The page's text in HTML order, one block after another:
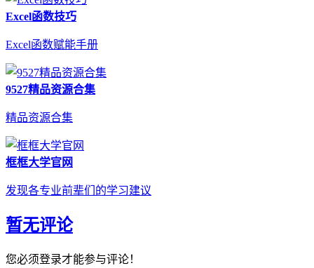
Excel函数技巧
Excel函数赋能手册
9527精品资源合集
精品资源合集
框框大学官网
发现各专业前辈们的学习建议
暂无评论
您必须登录才能参与评论！